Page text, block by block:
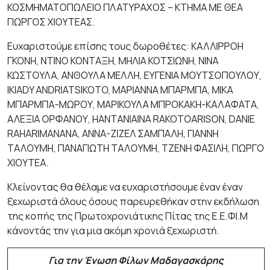
ΚΟΣΜΗΜΑΤΟΠΩΛΕΙΟ ΠΛΑΤΥΡΑΧΟΣ – ΚΤΗΜΑ ΜΕ ΘΕΑ
ΓΙΩΡΓΟΣ ΧΙΟΥΤΕΑΣ.
Ευχαριστούμε επίσης τους δωροθέτες: ΚΑΛΛΙΡΡΟΗ
ΓΚΟΝΗ, ΝΤΙΝΟ ΚΟΝΤΑΞΗ, ΜΗΛΙΑ ΚΟΤΣΙΩΝΗ, ΝΙΝΑ
ΚΩΣΤΟΥΛΑ, ΑΝΘΟΥΛΑ ΜΕΛΛΗ, ΕΥΓΕΝΙΑ ΜΟΥΤΣΟΠΟΥΛΟΥ,
IKIADY ANDRIATSIKOTO, ΜΑΡΙΑΝΝΑ ΜΠΑΡΜΠΑ, ΜΙΚΑ
ΜΠΑΡΜΠΑ-ΜΩΡΟΥ, ΜΑΡΙΚΟΥΛΑ ΜΠΡΟΚΑΚΗ-ΚΑΛΑΦΑΤΑ,
ΑΛΕΞΙΑ ΟΡΦΑΝΟΥ, HANTANIAINA RAKOTOARISON, DANIE
RAHARIMANANA, ΑΝΝΑ-ΖΙΖΕΛ ΣΑΜΠΑΛΗ, ΓΙΑΝΝΗ
ΤΑΛΟΥΜΗ, ΠΑΝΑΓΙΩΤΗ ΤΑΛΟΥΜΗ, ΤΖΕΝΗ ΦΑΣΙΛΗ, ΓΙΩΡΓΟ
ΧΙΟΥΤΕΑ.
Κλείνοντας θα θέλαμε να ευχαριστήσουμε έναν έναν
ξεχωριστά όλους όσους παρευρεθήκαν στην εκδήλωση
της κοπής της Πρωτοχρονιάτικης Πίτας της Ε.Ε.ΦΙ.Μ
κάνοντάς την για μια ακόμη χρονιά ξεχωριστή.
Για την Ένωση Φίλων Μαδαγασκάρης